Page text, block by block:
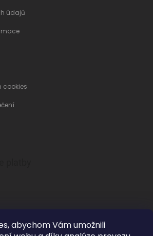
abychom Vám umožnili
údajů
cookies